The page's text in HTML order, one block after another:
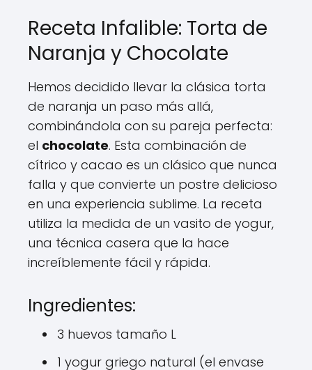
Receta Infalible: Torta de
Naranja y Chocolate
Hemos decidido llevar la clásica torta
de naranja un paso más allá,
combinándola con su pareja perfecta:
el chocolate. Esta combinación de
cítrico y cacao es un clásico que nunca
falla y que convierte un postre delicioso
en una experiencia sublime. La receta
utiliza la medida de un vasito de yogur,
una técnica casera que la hace
increíblemente fácil y rápida.
Ingredientes:
3 huevos tamaño L
1 yogur griego natural (el envase